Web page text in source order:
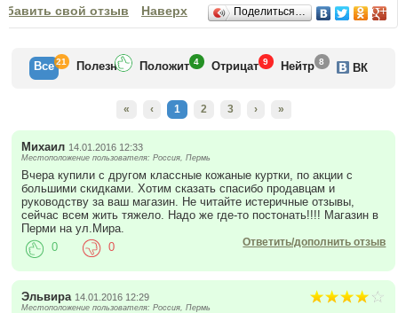
Отзывысвой отзыв Наверх Поделиться…
Все 21 Полезн Положит 4 Отрицат 9 Нейтр 8 ВК
« ‹ 1 2 3 › »
Михаил 14.01.2016 12:33
Местоположение пользователя: Россия, Пермь
Вчера купили с другом классные кожаные куртки, по акции с
большими скидками. Хотим сказать спасибо продавцам и
руководству за ваш магазин. Не читайте истеричные отзывы,
сейчас всем жить тяжело. Надо же где-то постонать!!!! Магазин в
Перми на ул.Мира.
Ответить/дополнить отзыв
0 0
Эльвира 14.01.2016 12:29
Местоположение пользователя: Россия, Пермь